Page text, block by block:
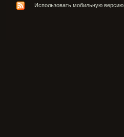
Использовать мобильную версию